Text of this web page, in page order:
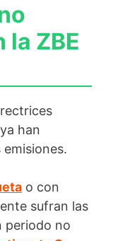
la ZBE
han
o con
sufran las
periodo no